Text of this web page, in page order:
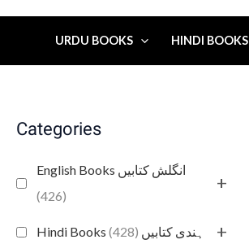
URDU BOOKS HINDI BOOKS
Categories
English Books انگلش کتابیں
(426)
+
Hindi Books ہندی کتابیں (428) +